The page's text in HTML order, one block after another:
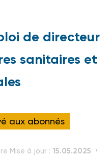
de directeur
sanitaires et
aux abonnés
Mise à jour : 15.05.2025